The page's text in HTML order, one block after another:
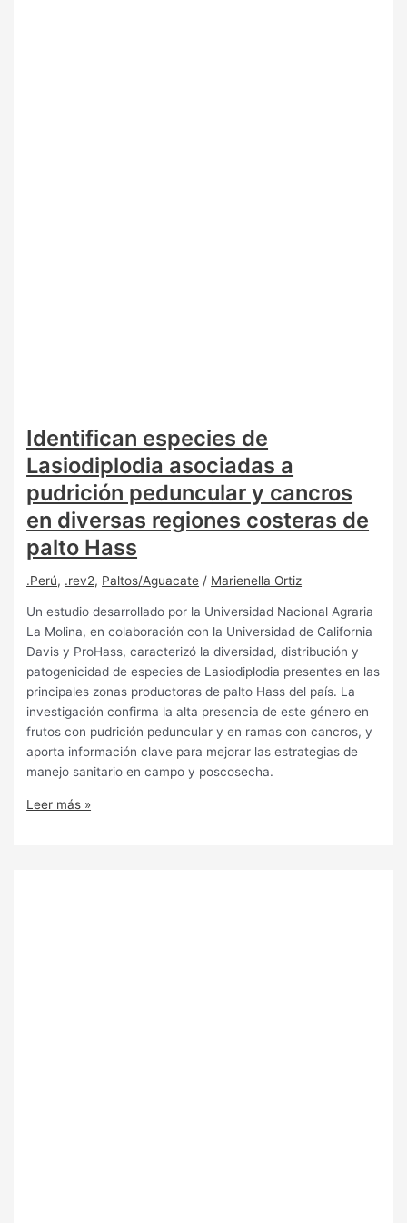
Identifican especies de
Lasiodiplodia asociadas a
pudrición peduncular y cancros
en diversas regiones costeras de
palto Hass
.Perú, .rev2, Paltos/Aguacate / Marienella Ortiz
Un estudio desarrollado por la Universidad Nacional Agraria
La Molina, en colaboración con la Universidad de California
Davis y ProHass, caracterizó la diversidad, distribución y
patogenicidad de especies de Lasiodiplodia presentes en las
principales zonas productoras de palto Hass del país. La
investigación confirma la alta presencia de este género en
frutos con pudrición peduncular y en ramas con cancros, y
aporta información clave para mejorar las estrategias de
manejo sanitario en campo y poscosecha.
Leer más »